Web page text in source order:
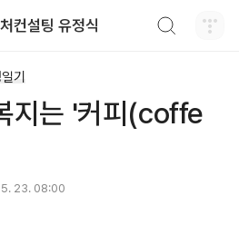
컨설팅 유정식
기
지는 '커피(coffe
23. 08:00